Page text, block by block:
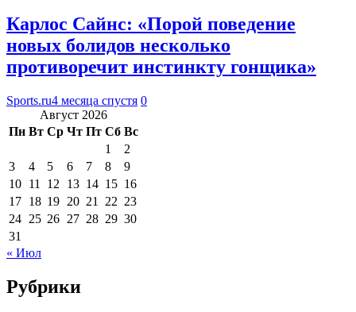
Карлос Сайнс: «Порой поведение
новых болидов несколько
противоречит инстинкту гонщика»
Sports.ru4 месяца спустя 0
Август 2026
Пн Вт Ср Чт Пт Сб Вс
1
2
3
4 5 6 7 8
9
10 11 12 13 14 15 16
17 18 19 20 21 22 23
24 25 26 27 28 29 30
31
« Июл
Рубрики